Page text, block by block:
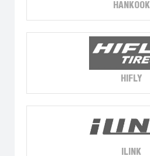
HANKOOK
HIFLY
ILINK